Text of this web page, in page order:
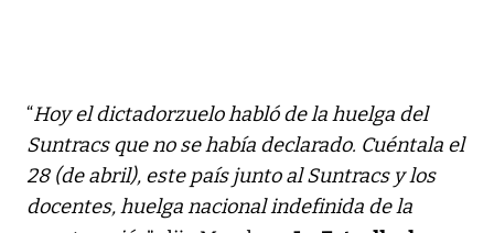
“Hoy el dictadorzuelo habló de la huelga del
Suntracs que no se había declarado. Cuéntala el
28 (de abril), este país junto al Suntracs y los
docentes, huelga nacional indefinida de la